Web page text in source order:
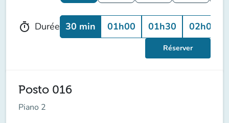
timer Durée 30 min 01h00 01h30 02h00
Réserver
Posto 016
Piano 2